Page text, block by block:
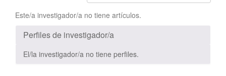
Este/a investigador/a no tiene artículos.
Perfiles de investigador/a
El/la investigador/a no tiene perfiles.